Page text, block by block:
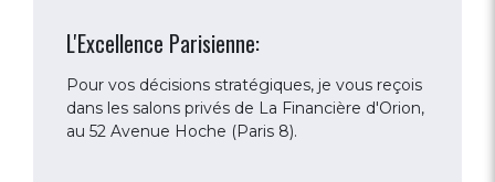
L'Excellence Parisienne:
Pour vos décisions stratégiques, je vous reçois
dans les salons privés de La Financière d'Orion,
au 52 Avenue Hoche (Paris 8).